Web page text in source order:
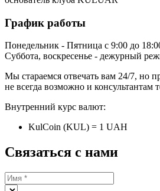
График работы
Понедельник - Пятница с 9:00 до
Суббота, воскресенье - дежурный
Мы стараемся отвечать вам 24/7, но
не всегда возможно и
Внутренний курс валют:
KulCoin (KUL) = 1 UAH
Связаться с нами